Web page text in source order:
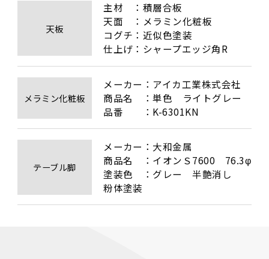
天板
主材　：積層合板
天面　：メラミン化粧板
コグチ：近似色塗装
仕上げ：シャープエッジ角R
メラミン化粧板
メーカー：アイカ工業株式会社
商品名　：単色　ライトグレー
品番　　：K-6301KN
テーブル脚
メーカー：大和金属
商品名　：イオンＳ7600　76.3φ
塗装色　：グレー　半艶消し
粉体塗装